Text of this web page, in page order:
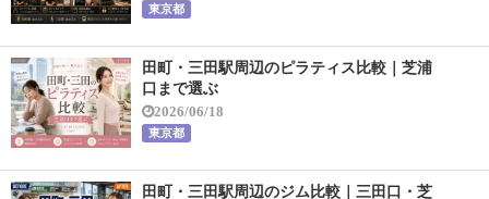
東京都
田町・三田駅周辺のピラティス比較｜芝浦
口まで選ぶ
2026/06/18
東京都
田町・三田駅周辺のジム比較｜三田口・芝